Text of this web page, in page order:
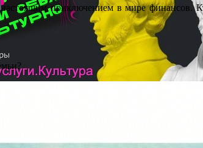
приключением в мире финансов.